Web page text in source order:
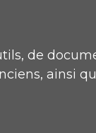
de
ainsi